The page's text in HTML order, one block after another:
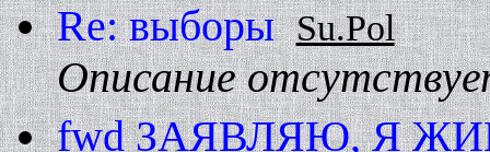
Re: выборы Su.Pol
Описание
fwd ЗАЯВЛЯЮ, Я